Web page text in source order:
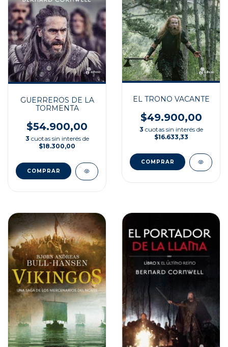
GUERREROS DE LA
TORMENTA
$54.900,00
3 cuotas sin interés de
$18.300,00
EL TRONO VACANTE
$49.900,00
3 cuotas sin interés de
$16.633,33